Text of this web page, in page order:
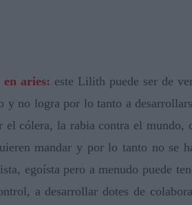
aries: este Lilith puede ser de
y no logra por lo tanto a
el cólera, la rabia contra el mundo,
mandar y por lo tanto no se
egoísta pero a menudo puede
a desarrollar dotes de